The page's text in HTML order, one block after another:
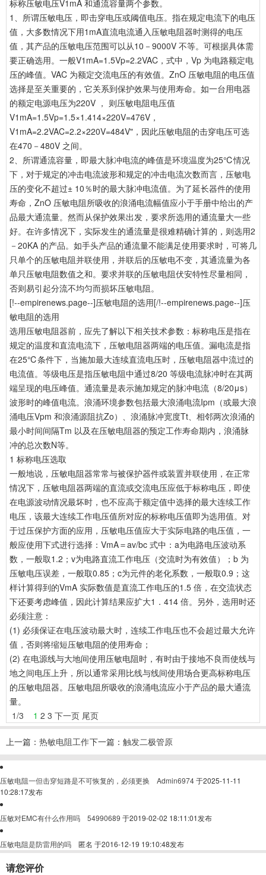
标称压敏电压V1mA 和通流容量两个参数。
1、所谓压敏电压，即击穿电压或阈值电压。指在规定电流下的电压
值，大多数情况下用1mA直流电流通入压敏电阻器时测得的电压
值，其产品的压敏电压范围可以从10－9000V 不等。可根据具体需
要正确选用。一般V1mA=1.5Vp=2.2VAC，式中，Vp 为电路额定电
压的峰值。VAC 为额定交流电压的有效值。ZnO 压敏电阻的电压值
选择是至关重要的，它关系到保护效果与使用寿命。如一台用电器
的额定电源电压为220V ， 则压敏电阻电压值
V1mA=1.5Vp=1.5×1.414×220V=476V，
V1mA=2.2VAC=2.2×220V=484V"，因此压敏电阻的击穿电压可选
在470－480V 之间。
2、所谓通流容量，即最大脉冲电流的峰值是环境温度为25℃情况
下，对于规定的冲击电流波形和规定的冲击电流次数而言，压敏电
压的变化不超过± 10％时的最大脉冲电流值。为了延长器件的使用
寿命，ZnO 压敏电阻所吸收的浪涌电流幅值应小于手册中给出的产
品最大通流量。然而从保护效果出发，要求所选用的通流量大一些
好。在许多情况下，实际发生的通流量是很难精确计算的，则选用2
－20KA 的产品。如手头产品的通流量不能满足使用要求时，可将几
只单个的压敏电阻并联使用，并联后的压敏电不变，其通流量为各
单只压敏电阻数值之和。要求并联的压敏电阻伏安特性尽量相同，
否则易引起分流不均匀而损坏压敏电阻。
[!--empirenews.page--]压敏电阻的选用[/!--empirenews.page--]压
敏电阻的选用
选用压敏电阻器前，应先了解以下相关技术参数：标称电压是指在
规定的温度和直流电流下，压敏电阻器两端的电压值。漏电流是指
在25℃条件下，当施加最大连续直流电压时，压敏电阻器中流过的
电流值。等级电压是指压敏电阻中通过8/20 等级电流脉冲时在其两
端呈现的电压峰值。通流量是表示施加规定的脉冲电流（8/20μs）
波形时的峰值电流。浪涌环境参数包括最大浪涌电流Ipm（或最大浪
涌电压Vpm 和浪涌源阻抗Zo）、浪涌脉冲宽度Tt、相邻两次浪涌的
最小时间间隔Tm 以及在压敏电阻器的预定工作寿命期内，浪涌脉
冲的总次数N等。
1 标称电压选取
一般地说，压敏电阻器常常与被保护器件或装置并联使用，在正常
情况下，压敏电阻器两端的直流或交流电压应低于标称电压，即使
在电源波动情况最坏时，也不应高于额定值中选择的最大连续工作
电压，该最大连续工作电压值所对应的标称电压值即为选用值。对
于过压保护方面的应用，压敏电压值应大于实际电路的电压值，一
般应使用下式进行选择：VmA＝av/bc 式中：a为电路电压波动系
数，一般取1.2；v为电路直流工作电压（交流时为有效值）；b 为
压敏电压误差，一般取0.85；c为元件的老化系数，一般取0.9；这
样计算得到的VmA 实际数值是直流工作电压的1.5 倍，在交流状态
下还要考虑峰值，因此计算结果应扩大1．414 倍。另外，选用时还
必须注意：
(1) 必须保证在电压波动最大时，连续工作电压也不会超过最大允许
值，否则将缩短压敏电阻的使用寿命；
(2) 在电源线与大地间使用压敏电阻时，有时由于接地不良而使线与
地之间电压上升，所以通常采用比线与线间使用场合更高标称电压
的压敏电阻器。压敏电阻所吸收的浪涌电流应小于产品的最大通流
量。
1/3 1 2 3 下一页 尾页
上一篇： 热敏电阻工作下一篇：触发二极管原
压敏电阻一但击穿短路是不可恢复的，必须更换 Admin6974于2025-11-11
10:28:17发布
压敏对EMC有什么作用吗 54990689 于2019-02-02 18:11:01发布
压敏电阻是防雷用的吗 匿名 于2016-12-19 19:10:48发布
请您评价